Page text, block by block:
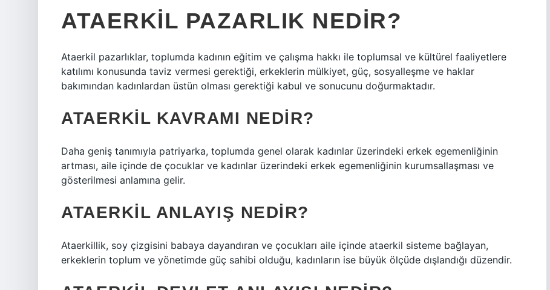
ATAERKIL PAZARLIK NEDIR?
Ataerkil pazarlıklar, toplumda kadının eğitim ve çalışma hakkı ile toplumsal ve kültürel faaliyetlere
katılımı konusunda taviz vermesi gerektiği, erkeklerin mülkiyet, güç, sosyalleşme ve haklar
bakımından kadınlardan üstün olması gerektiği kabul ve sonucunu doğurmaktadır.
ATAERKIL KAVRAMI NEDIR?
Daha geniş tanımıyla patriyarka, toplumda genel olarak kadınlar üzerindeki erkek egemenliğinin
artması, aile içinde de çocuklar ve kadınlar üzerindeki erkek egemenliğinin kurumsallaşması ve
gösterilmesi anlamına gelir.
ATAERKIL ANLAYIŞ NEDIR?
Ataerkillik, soy çizgisini babaya dayandıran ve çocukları aile içinde ataerkil sisteme bağlayan,
erkeklerin toplum ve yönetimde güç sahibi olduğu, kadınların ise büyük ölçüde dışlandığı düzendir.